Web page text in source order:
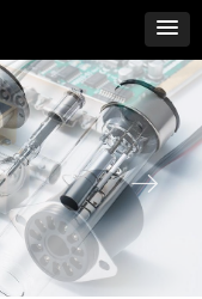
ꁹ